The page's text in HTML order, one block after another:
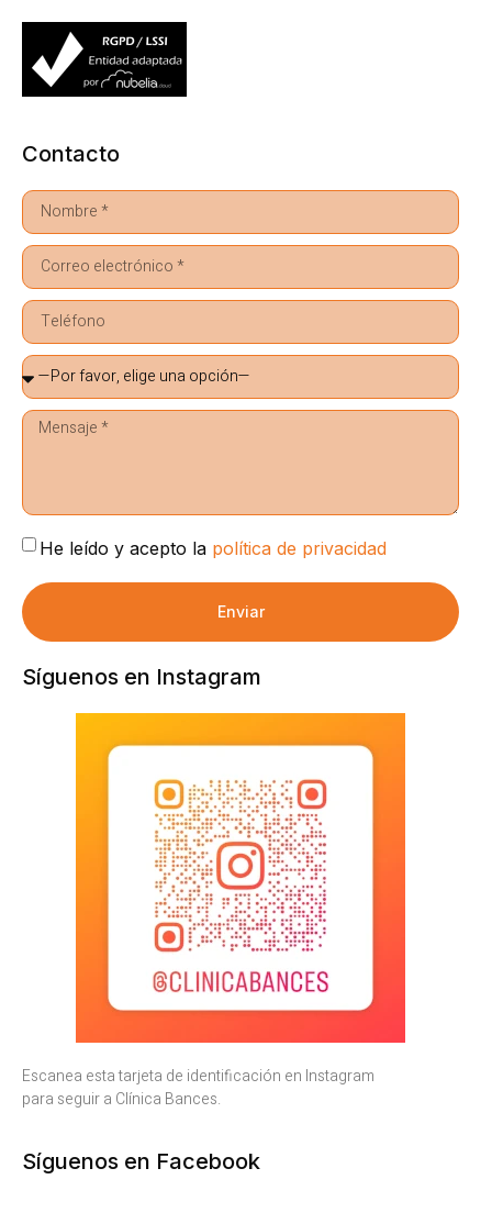
Contacto
He leído y acepto la política de privacidad
Enviar
Síguenos en Instagram
Escanea esta tarjeta de identificación en Instagram
para seguir a Clínica Bances.
Síguenos en Facebook